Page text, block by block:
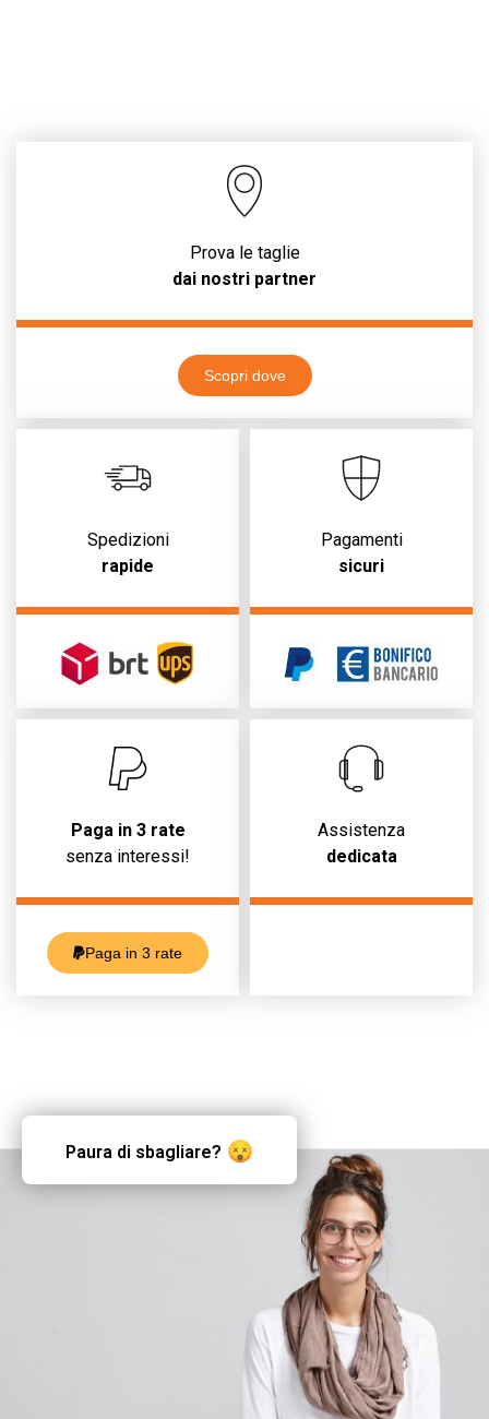
Prova le taglie
dai nostri partner
Scopri dove
Spedizioni
rapide
Pagamenti
sicuri
Paga in 3 rate
senza interessi!
Paga in 3 rate
Assistenza
dedicata
Paura di sbagliare?